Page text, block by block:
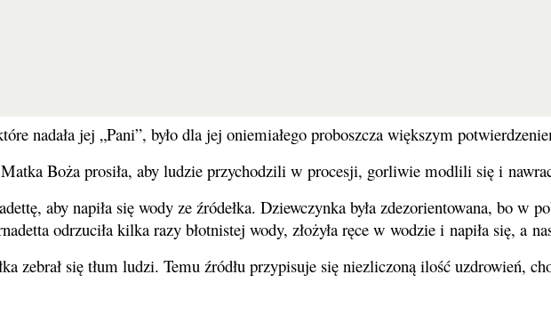
sobie w kółko to dziwne imię, które nadała jej „Pani”, aby go nie zapomnieć. W
8 grudnia 1854 r., bł. papież Pius IX ogłosił dogmat o Niepokalanym Poczęciu
nadała jej „Pani”, było dla jej oniemiałego proboszcza większym
Boża prosiła, aby ludzie przychodzili w procesji, gorliwie modlili się i
aby napiła się wody ze źródełka. Dziewczynka była zdezorientowana, bo w
odrzuciła kilka razy błotnistej wody, złożyła ręce w wodzie i napiła się, a
zebrał się tłum ludzi. Temu źródłu przypisuje się niezliczoną ilość uzdrowień,